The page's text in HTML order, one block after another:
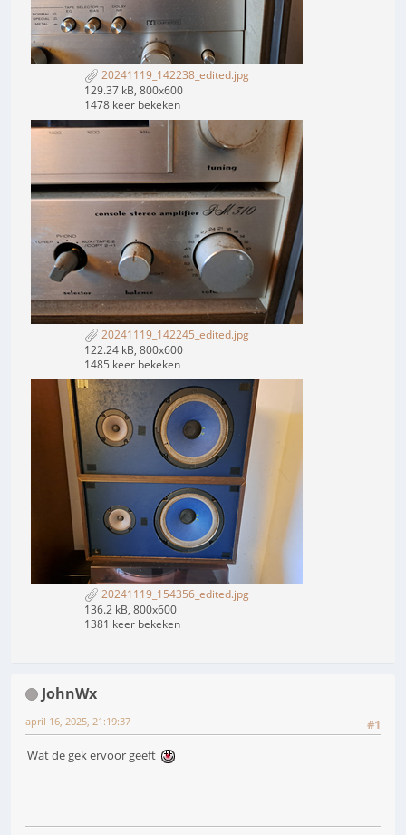
20241119_142238_edited.jpg
129.37 kB, 800x600
1478 keer bekeken
20241119_142245_edited.jpg
122.24 kB, 800x600
1485 keer bekeken
20241119_154356_edited.jpg
136.2 kB, 800x600
1381 keer bekeken
JohnWx
#1
april 16, 2025, 21:19:37
Wat de gek ervoor geeft